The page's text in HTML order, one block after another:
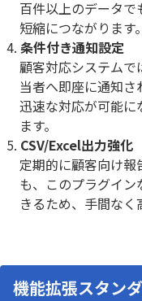
百件以上のデータ
短縮につながります。
条件付き通知設定
顧客対応システム
当者へ即座に通知さ
迅速な対応が可能に
ます。
CSV/Excel出力強化
定期的に顧客向け
も、このプラグイ
きるため、手間なく
機能拡張スタン